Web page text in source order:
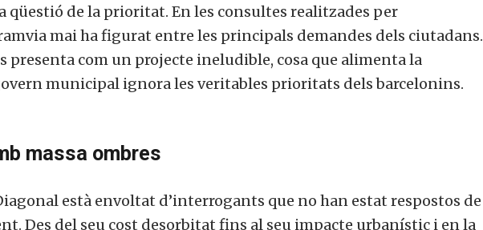
qüestió de la prioritat. En les consultes realitzades per
mai ha figurat entre les principals demandes dels ciutadans.
presenta com un projecte ineludible, cosa que alimenta la
municipal ignora les veritables prioritats dels barcelonins.
massa ombres
està envoltat d’interrogants que no han estat respostos de
Des del seu cost desorbitat fins al seu impacte urbanístic i en la